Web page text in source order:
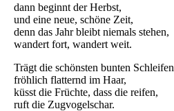
dann beginnt der Herbst,
und eine neue, schöne Zeit,
denn das Jahr bleibt niemals stehen,
wandert fort, wandert weit.
Trägt die schönsten bunten Schleifen
fröhlich flatternd im Haar,
küsst die Früchte, dass die reifen,
ruft die Zugvogelschar.